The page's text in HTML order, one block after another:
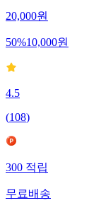
20,000원
50%10,000원
4.5
(108)
300적립
무료배송